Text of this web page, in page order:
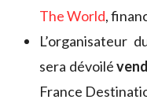
The World,
L’organisateur
sera dévoilé
France